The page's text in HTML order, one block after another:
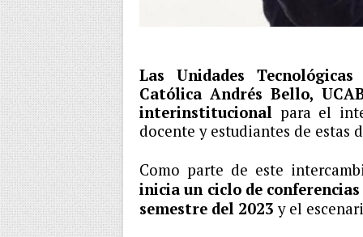
Las Unidades
Católica Andrés Bello,
interinstitucional para el
docente y estudiantes de estas
Como parte de este
inicia un ciclo de
semestre del 2023y el